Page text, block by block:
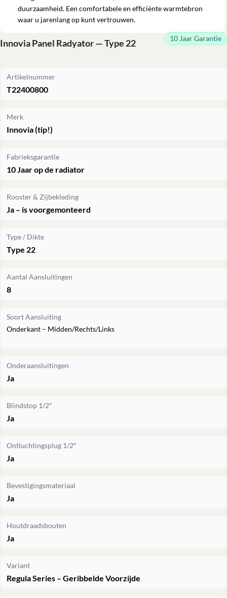
duurzaamheid. Een comfortabele en efficiënte warmtebron
waar u jarenlang op kunt vertrouwen.
Innovia Panel Radyator — Type 22 10 Jaar Garantie
Artikelnummer
T22400800
Merk
Innovia (tip!)
Fabrieksgarantie
10 Jaar op de radiator
Rooster & Zijbekleding
Ja – is voorgemonteerd
Type / Dikte
Type 22
Aantal Aansluitingen
8
Soort Aansluiting
Onderkant – Midden/Rechts/Links
Onderaansluitingen
Ja
Blindstop 1/2″
Ja
Ontluchtingsplug 1/2″
Ja
Bevestigingsmateriaal
Ja
Houtdraadsbouten
Ja
Variant
Regula Series – Geribbelde Voorzijde